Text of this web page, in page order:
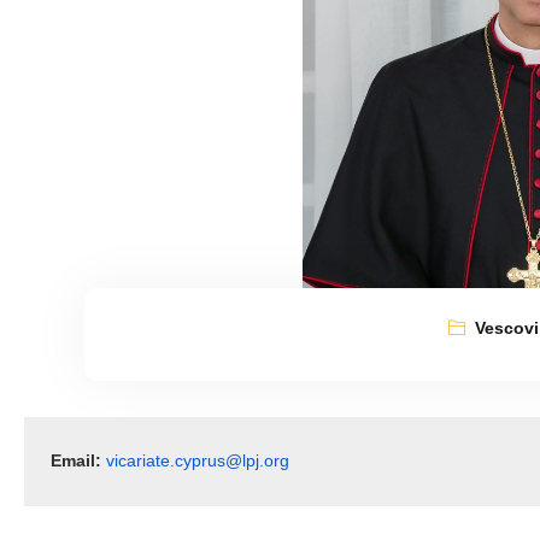
Vescovi
Email: vicariate.cyprus@lpj.org